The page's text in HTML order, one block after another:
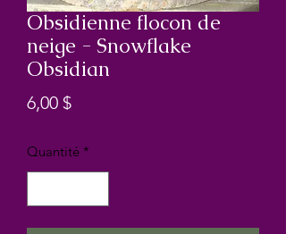
Obsidienne flocon de
neige - Snowflake
Obsidian
6,00 $Prix
Quantité *